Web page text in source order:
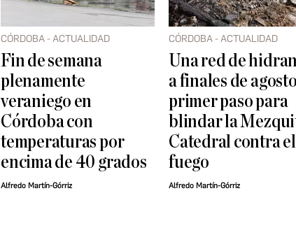
CÓRDOBA - ACTUALIDAD
Fin de semana
plenamente
veraniego en
Córdoba con
temperaturas por
encima de 40 grados
Alfredo Martín-Górriz
CÓRDOBA - ACTUALIDAD
Una red de
a finales de
primer paso para
blindar la
Catedral contra el
fuego
Alfredo Martín-Górriz